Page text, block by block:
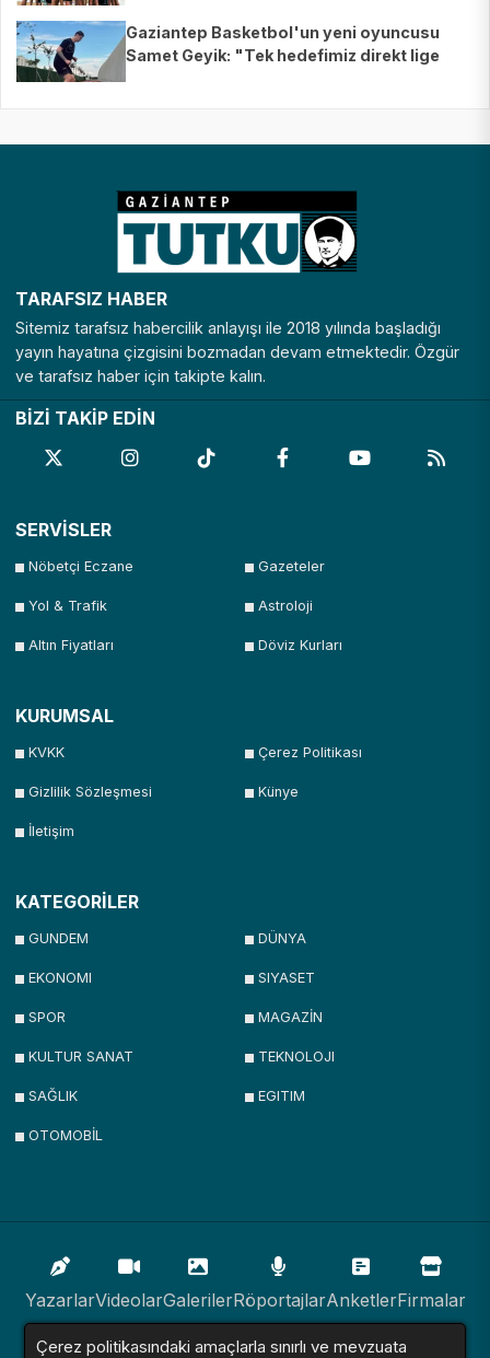
Gaziantep Basketbol'un yeni oyuncusu
Samet Geyik: "Tek hedefimiz direkt lige
TARAFSIZ HABER
Sitemiz tarafsız habercilik anlayışı ile 2018 yılında başladığı
yayın hayatına çizgisini bozmadan devam etmektedir. Özgür
ve tarafsız haber için takipte kalın.
BİZİ TAKİP EDİN
SERVİSLER
Nöbetçi Eczane Gazeteler
Yol & Trafik Astroloji
Altın Fiyatları Döviz Kurları
KURUMSAL
KVKK Çerez Politikası
Gizlilik Sözleşmesi Künye
İletişim
KATEGORİLER
GUNDEM DÜNYA
EKONOMI SIYASET
SPOR MAGAZİN
KULTUR SANAT TEKNOLOJI
SAĞLIK EGITIM
OTOMOBİL
YazarlarVideolarGalerilerRöportajlarAnketlerFirmalar
Çerez politikasındaki amaçlarla sınırlı ve mevzuata